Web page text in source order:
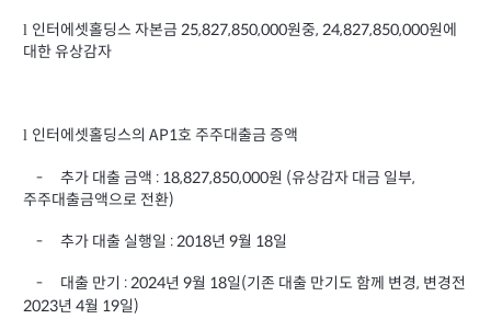
l 인터에셋홀딩스 자본금 25,827,850,000원중, 24,827,850,000원에
대한 유상감자
l 인터에셋홀딩스의 AP1호 주주대출금 증액
- 추가 대출 금액 : 18,827,850,000원 (유상감자 대금 일부,
주주대출금액으로 전환)
- 추가 대출 실행일 : 2018년 9월 18일
- 대출 만기 : 2024년 9월 18일(기존 대출 만기도 함께 변경, 변경전
2023년 4월 19일)